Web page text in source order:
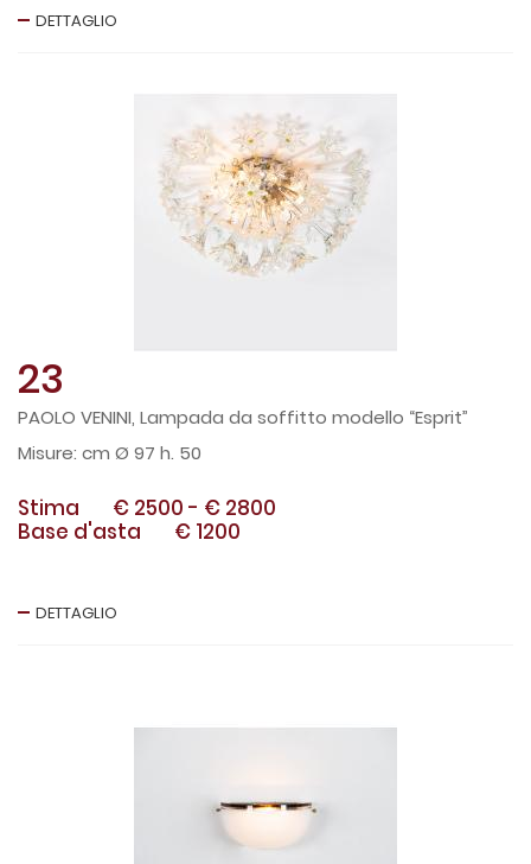
DETTAGLIO
23
PAOLO VENINI, Lampada da soffitto modello “Esprit”
cm Ø 97 h. 50
Stima € 2500 - € 2800
Base d'asta
€ 1200
DETTAGLIO